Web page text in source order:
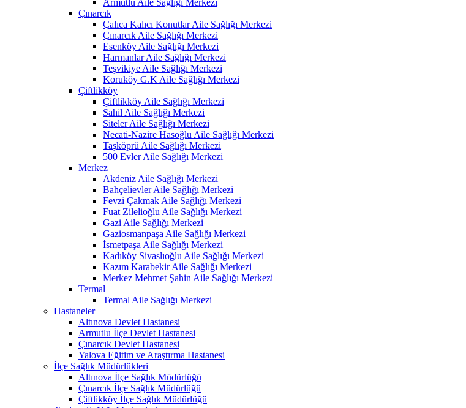
Çınarcık
Çalıca Kalıcı Konutlar Aile Sağlığı Merkezi
Çınarcık Aile Sağlığı Merkezi
Esenköy Aile Sağlığı Merkezi
Harmanlar Aile Sağlığı Merkezi
Teşvikiye Aile Sağlığı Merkezi
Koruköy G.K Aile Sağlığı Merkezi
Çiftlikköy
Çiftlikköy Aile Sağlığı Merkezi
Sahil Aile Sağlığı Merkezi
Siteler Aile Sağlığı Merkezi
Necati-Nazire Hasoğlu Aile Sağlığı Merkezi
Taşköprü Aile Sağlığı Merkezi
500 Evler Aile Sağlığı Merkezi
Merkez
Akdeniz Aile Sağlığı Merkezi
Bahçelievler Aile Sağlığı Merkezi
Fevzi Çakmak Aile Sağlığı Merkezi
Fuat Zilelioğlu Aile Sağlığı Merkezi
Gazi Aile Sağlığı Merkezi
Gaziosmanpaşa Aile Sağlığı Merkezi
İsmetpaşa Aile Sağlığı Merkezi
Kadıköy Sivaslıoğlu Aile Sağlığı Merkezi
Kazım Karabekir Aile Sağlığı Merkezi
Merkez Mehmet Şahin Aile Sağlığı Merkezi
Termal
Termal Aile Sağlığı Merkezi
Hastaneler
Altınova Devlet Hastanesi
Armutlu İlçe Devlet Hastanesi
Çınarcık Devlet Hastanesi
Yalova Eğitim ve Araştırma Hastanesi
İlçe Sağlık Müdürlükleri
Altınova İlçe Sağlık Müdürlüğü
Çınarcık İlçe Sağlık Müdürlüğü
Çiftlikköy İlçe Sağlık Müdürlüğü